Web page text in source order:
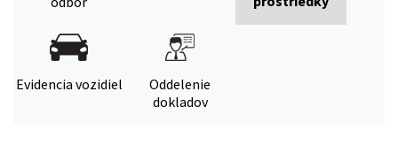
Evidencia vozidiel
Oddelenie
dokladov